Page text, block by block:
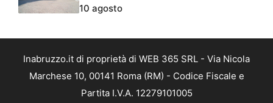
10 agosto
Inabruzzo.it di proprietà di WEB 365 SRL - Via Nicola
Marchese 10, 00141 Roma (RM) - Codice Fiscale e
Partita I.V.A. 12279101005